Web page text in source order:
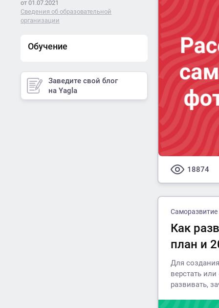
18874
Саморазвитие
Как
план и
Для
верстать
развивать,
от 01.07.2021
Сведения об образовательной
организации
Обучение
Заведите свой блог
на Yagla